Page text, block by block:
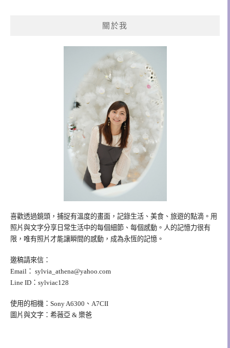
關於我
喜歡透過鏡頭，捕捉有溫度的畫面，記錄生活、美食、旅遊的點滴。用
照片與文字分享日常生活中的每個細節、每個感動。人的記憶力很有
限，唯有照片才能讓瞬間的感動，成為永恆的記憶。
邀稿請來信：
Email： sylvia_athena@yahoo.com
Line ID：sylviac128
使用的相機：Sony A6300、A7CII
圖片與文字：希薇亞 & 樂爸